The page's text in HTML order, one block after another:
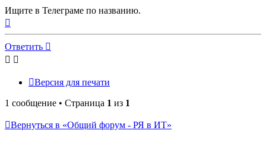
Ищите в Телеграме по названию.
к
началу
Ответить
Версия для печати
1 сообщение • Страница 1 из 1
Вернуться в «Общий форум - РЯ в ИТ»